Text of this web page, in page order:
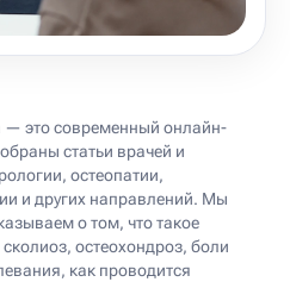
это современный онлайн-
статьи врачей и
остеопатии,
и других направлений. Мы
о том, что такое
остеохондроз, боли
как проводится